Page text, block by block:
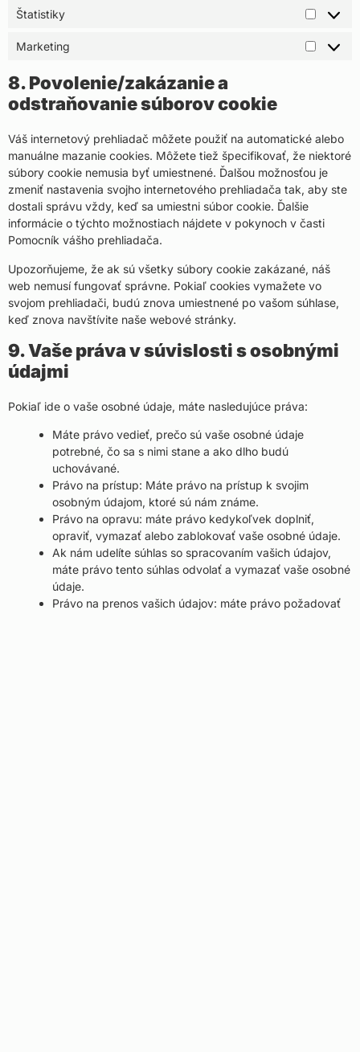
Štatistiky
Marketing
8. Povolenie/zakázanie a
odstraňovanie súborov cookie
Váš internetový prehliadač môžete použiť na automatické alebo
manuálne mazanie cookies. Môžete tiež špecifikovať, že niektoré
súbory cookie nemusia byť umiestnené. Ďalšou možnosťou je
zmeniť nastavenia svojho internetového prehliadača tak, aby ste
dostali správu vždy, keď sa umiestni súbor cookie. Ďalšie
informácie o týchto možnostiach nájdete v pokynoch v časti
Pomocník vášho prehliadača.
Upozorňujeme, že ak sú všetky súbory cookie zakázané, náš
web nemusí fungovať správne. Pokiaľ cookies vymažete vo
svojom prehliadači, budú znova umiestnené po vašom súhlase,
keď znova navštívite naše webové stránky.
9. Vaše práva v súvislosti s osobnými
údajmi
Pokiaľ ide o vaše osobné údaje, máte nasledujúce práva:
Máte právo vedieť, prečo sú vaše osobné údaje
potrebné, čo sa s nimi stane a ako dlho budú
uchovávané.
Právo na prístup: Máte právo na prístup k svojim
osobným údajom, ktoré sú nám známe.
Právo na opravu: máte právo kedykoľvek doplniť,
opraviť, vymazať alebo zablokovať vaše osobné údaje.
Ak nám udelíte súhlas so spracovaním vašich údajov,
máte právo tento súhlas odvolať a vymazať vaše osobné
údaje.
Právo na prenos vašich údajov: máte právo požadovať